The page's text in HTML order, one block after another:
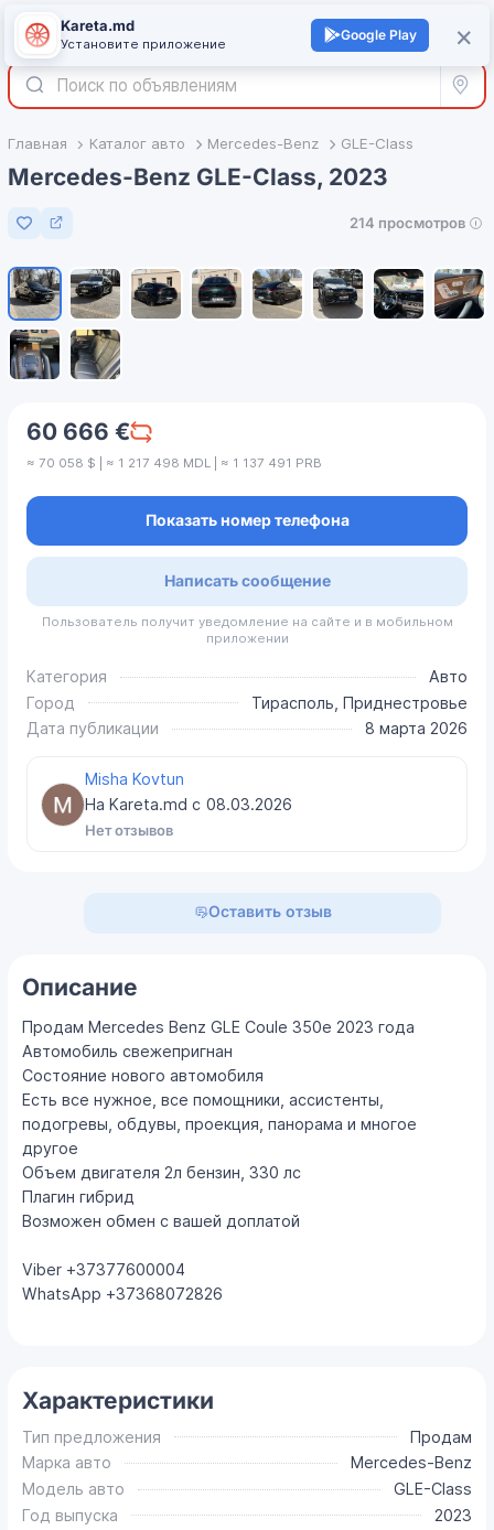
Войти +
Все
Главная Каталог авто Mercedes-Benz GLE-Class
Mercedes-Benz GLE-Class, 2023
Добавить в избранное
214 просмотров
60 666 €
≈ 70 058 $ | ≈ 1 217 498 MDL | ≈ 1 137 491 PRB
Показать номер телефона
Написать сообщение
Пользователь получит уведомление на сайте и в мобильном
приложении
Категория
Авто
Город
Тирасполь, Приднестровье
Дата публикации
8 марта 2026
Misha Kovtun
На Kareta.md с 08.03.2026
Нет отзывов
Оставить отзыв
Описание
Продам Mercedes Benz GLE Coule 350e 2023 года
Автомобиль свежепригнан
Состояние нового автомобиля
Есть все нужное, все помощники, ассистенты,
подогревы, обдувы, проекция, панорама и многое
другое
Объем двигателя 2л бензин, 330 лс
Плагин гибрид
Возможен обмен с вашей доплатой
Viber +37377600004
WhatsApp +37368072826
Характеристики
Тип предложения
Продам
Марка авто
Mercedes-Benz
Модель авто
GLE-Class
Год выпуска
2023
×
Kareta.md
Установите приложение
Google Play